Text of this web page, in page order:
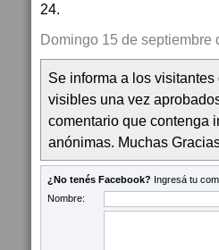
24.
Domingo 15 de septiembre
Se informa a los
visibles una vez
comentario que contenga
anónimas. Muchas
¿No tenés Facebook? Ingresá tu
Nombre: